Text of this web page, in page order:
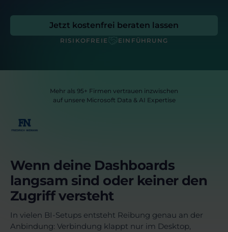
Jetzt kostenfrei beraten lassen
RISIKOFREIE EINFÜHRUNG
Mehr als 95+ Firmen vertrauen inzwischen
auf unsere Microsoft Data & AI Expertise
Wenn deine Dashboards
langsam sind oder keiner den
Zugriff versteht
In vielen BI-Setups entsteht Reibung genau an der
Anbindung: Verbindung klappt nur im Desktop,